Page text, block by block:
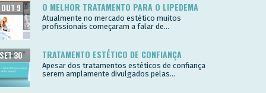
O MELHOR TRATAMENTO PARA O LIPEDEMA
OUT 9
Atualmente no mercado estético muitos
profissionais começaram a falar de...
TRATAMENTO ESTÉTICO DE CONFIANÇA
SET 30
Apesar dos tratamentos estéticos de confiança
serem amplamente divulgados pelas...